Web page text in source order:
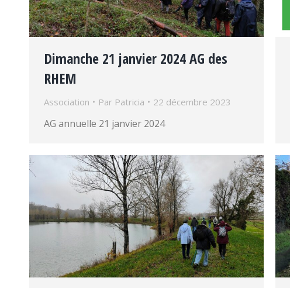
Dimanche 21 janvier 2024 AG des
RHEM
Association Par Patricia 22 décembre 2023
AG annuelle 21 janvier 2024